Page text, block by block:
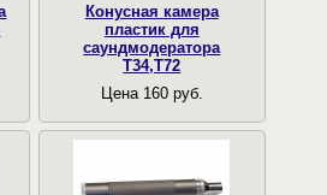
Конусная камера
пластик для
саундмодератора
Т34,Т72
Цена 160 руб.